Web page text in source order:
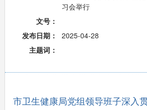
习会举行
文号：
发布日期：
2025-04-28
主题词：
市卫生健康局党组领导班子深入